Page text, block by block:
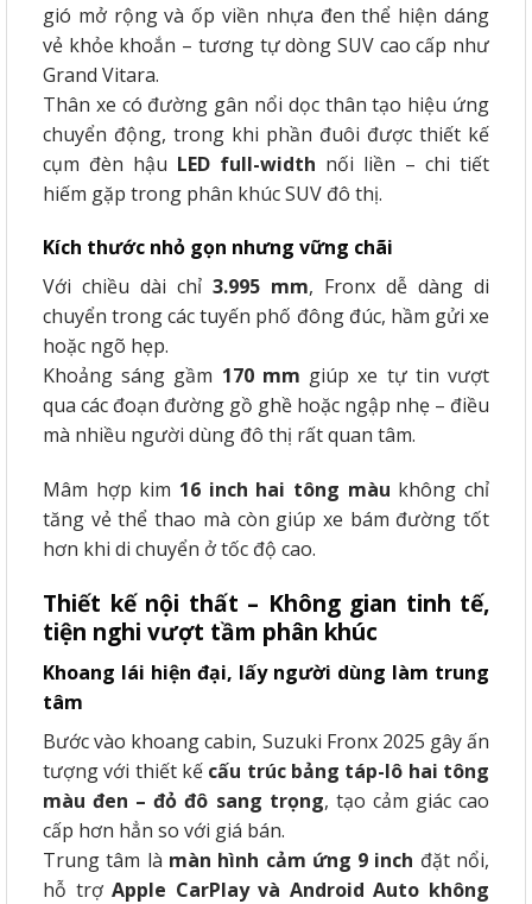
gió mở rộng và ốp viền nhựa đen thể hiện dáng
vẻ khỏe khoắn – tương tự dòng SUV cao cấp như
Grand Vitara.
Thân xe có đường gân nổi dọc thân tạo hiệu ứng
chuyển động, trong khi phần đuôi được thiết kế
cụm đèn hậu LED full-width nối liền – chi tiết
hiếm gặp trong phân khúc SUV đô thị.
Kích thước nhỏ gọn nhưng vững chãi
Với chiều dài chỉ 3.995 mm, Fronx dễ dàng di
chuyển trong các tuyến phố đông đúc, hầm gửi xe
hoặc ngõ hẹp.
Khoảng sáng gầm 170 mm giúp xe tự tin vượt
qua các đoạn đường gồ ghề hoặc ngập nhẹ – điều
mà nhiều người dùng đô thị rất quan tâm.
Mâm hợp kim 16 inch hai tông màu không chỉ
tăng vẻ thể thao mà còn giúp xe bám đường tốt
hơn khi di chuyển ở tốc độ cao.
Thiết kế nội thất – Không gian tinh tế,
tiện nghi vượt tầm phân khúc
Khoang lái hiện đại, lấy người dùng làm trung
tâm
Bước vào khoang cabin, Suzuki Fronx 2025 gây ấn
tượng với thiết kế cấu trúc bảng táp-lô hai tông
màu đen – đỏ đô sang trọng, tạo cảm giác cao
cấp hơn hẳn so với giá bán.
Trung tâm là màn hình cảm ứng 9 inch đặt nổi,
hỗ trợApple CarPlay và Android Auto không